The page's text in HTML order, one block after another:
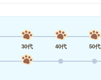
30代 40代 50代